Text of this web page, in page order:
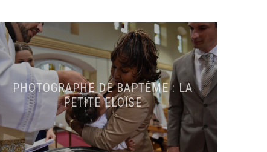
PHOTOGRAPHE DE BAPTÊME : LA
PETITE ELOÏSE